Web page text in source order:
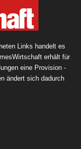
Links handelt es
erhält für
eine Provision -
ändert sich dadurch